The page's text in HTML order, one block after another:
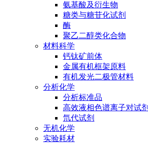
氨基酸及衍生物
糖类与糖苷化试剂
酶
聚乙二醇类化合物
材料科学
钙钛矿前体
金属有机框架原料
有机发光二极管材料
分析化学
分析标准品
高效液相色谱离子对试剂
氘代试剂
无机化学
实验耗材